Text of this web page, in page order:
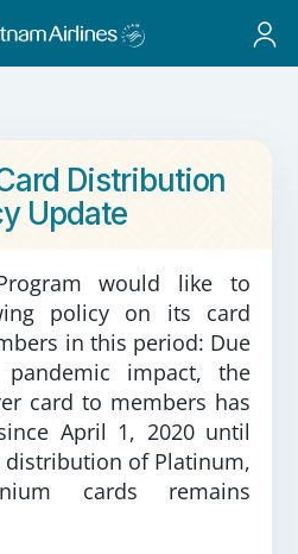
Distribution
Update
would like to
policy on its card
in this period: Due
impact, the
card to members has
April 1, 2020 until
of Platinum,
cards remains